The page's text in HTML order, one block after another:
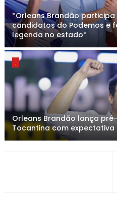
*Orleans Brandão
candidatos do Podemos e
legenda no estado*
.
Orleans Brandão lança
Tocantina com